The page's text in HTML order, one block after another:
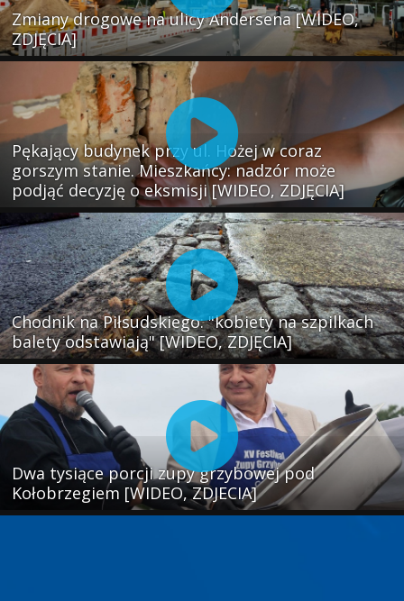
Zmiany drogowe na ulicy Andersena [WIDEO,
ZDJĘCIA]
Pękający budynek przy ul. Hożej w coraz
gorszym stanie. Mieszkańcy: nadzór może
podjąć decyzję o eksmisji [WIDEO, ZDJĘCIA]
Chodnik na Piłsudskiego: "kobiety na szpilkach
balety odstawiają" [WIDEO, ZDJĘCIA]
Dwa tysiące porcji zupy grzybowej pod
Kołobrzegiem [WIDEO, ZDJECIA]